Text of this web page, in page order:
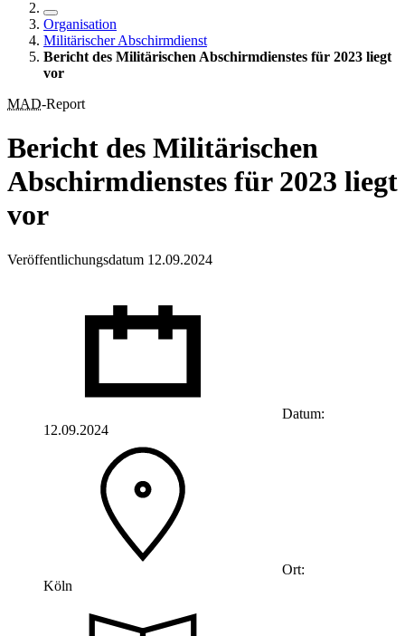
Organisation
Militärischer Abschirmdienst
Bericht des Militärischen Abschirmdienstes für 2023 liegt
vor
MAD-Report
Bericht des Militärischen
Abschirmdienstes für 2023 liegt
vor
Veröffentlichungsdatum 12.09.2024
Datum:
12.09.2024
Ort:
Köln